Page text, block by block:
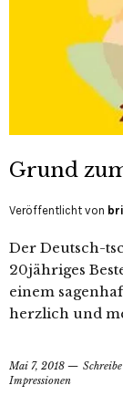
Grund
Veröffentlicht von
Der Deutsch-
20jähriges
einem
herzlich und
Mai 7, 2018
Impressionen